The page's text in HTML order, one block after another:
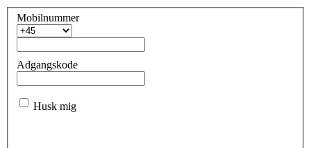
Mobilnummer
Adgangskode
Husk mig